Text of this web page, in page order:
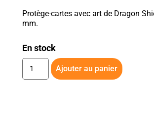
Protège-cartes avec art de Dragon
mm.
En stock
Ajouter au panier